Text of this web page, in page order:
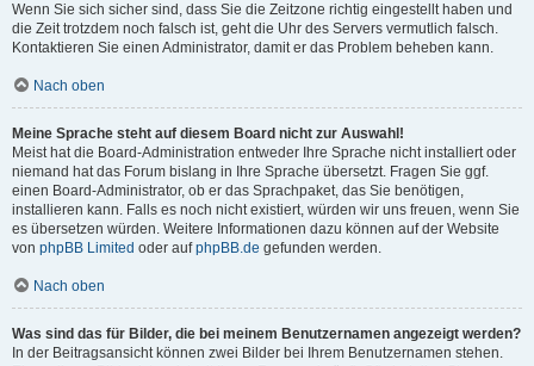
Wenn Sie sich sicher sind, dass Sie die Zeitzone richtig eingestellt haben und
die Zeit trotzdem noch falsch ist, geht die Uhr des Servers vermutlich falsch.
Kontaktieren Sie einen Administrator, damit er das Problem beheben kann.
Nach oben
Meine Sprache steht auf diesem Board nicht zur Auswahl!
Meist hat die Board-Administration entweder Ihre Sprache nicht installiert oder
niemand hat das Forum bislang in Ihre Sprache übersetzt. Fragen Sie ggf.
einen Board-Administrator, ob er das Sprachpaket, das Sie benötigen,
installieren kann. Falls es noch nicht existiert, würden wir uns freuen, wenn Sie
es übersetzen würden. Weitere Informationen dazu können auf der Website
von phpBB Limited oder aufphpBB.de gefunden werden.
Nach oben
Was sind das für Bilder, die bei meinem Benutzernamen angezeigt werden?
In der Beitragsansicht können zwei Bilder bei Ihrem Benutzernamen stehen.